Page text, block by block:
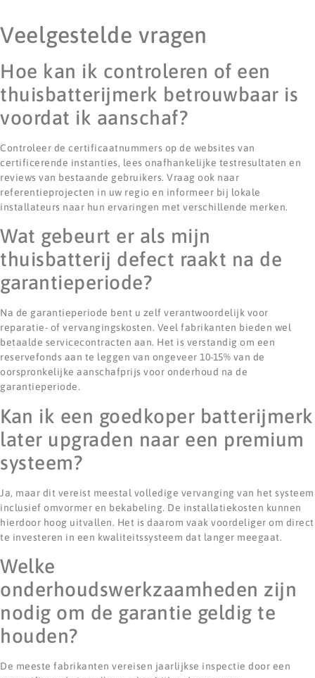
Veelgestelde vragen
Hoe kan ik controleren of een
thuisbatterijmerk betrouwbaar is
voordat ik aanschaf?
Controleer de certificaatnummers op de websites van
certificerende instanties, lees onafhankelijke testresultaten en
reviews van bestaande gebruikers. Vraag ook naar
referentieprojecten in uw regio en informeer bij lokale
installateurs naar hun ervaringen met verschillende merken.
Wat gebeurt er als mijn
thuisbatterij defect raakt na de
garantieperiode?
Na de garantieperiode bent u zelf verantwoordelijk voor
reparatie- of vervangingskosten. Veel fabrikanten bieden wel
betaalde servicecontracten aan. Het is verstandig om een
reservefonds aan te leggen van ongeveer 10-15% van de
oorspronkelijke aanschafprijs voor onderhoud na de
garantieperiode.
Kan ik een goedkoper batterijmerk
later upgraden naar een premium
systeem?
Ja, maar dit vereist meestal volledige vervanging van het systeem
inclusief omvormer en bekabeling. De installatiekosten kunnen
hierdoor hoog uitvallen. Het is daarom vaak voordeliger om direct
te investeren in een kwaliteitssysteem dat langer meegaat.
Welke
onderhoudswerkzaamheden zijn
nodig om de garantie geldig te
houden?
De meeste fabrikanten vereisen jaarlijkse inspectie door een